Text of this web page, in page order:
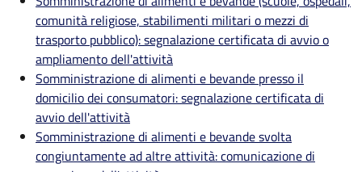
comunità religiose, stabilimenti militari o mezzi di
trasporto pubblico): segnalazione certificata di avvio o
ampliamento dell'attività
Somministrazione di alimenti e bevande presso il
domicilio dei consumatori: segnalazione certificata di
avvio dell'attività
Somministrazione di alimenti e bevande svolta
congiuntamente ad altre attività: comunicazione di